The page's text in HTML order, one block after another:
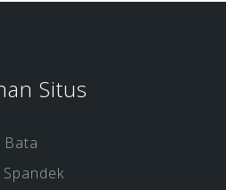
Situs
Bata